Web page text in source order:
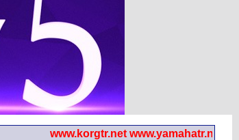
www.korgtr.net www.yamahatr.net